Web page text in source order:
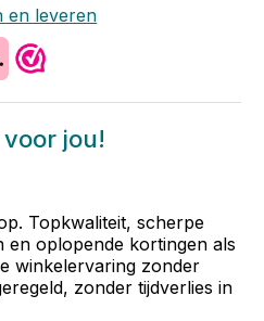
en leveren
jou!
Topkwaliteit, scherpe
en oplopende kortingen als
winkelervaring zonder
zonder tijdverlies in